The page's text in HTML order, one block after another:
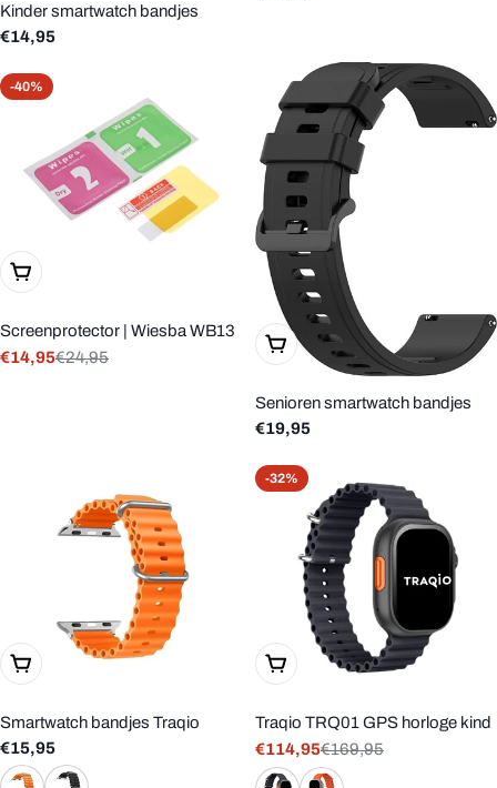
Kinder smartwatch bandjes
Reguliere
€14,95
-40%
In Winkelwagen
Screenprotector | Wiesba WB13
Verkoopprijs
€14,95
Reguliere€24,95
Kies Opties
Senioren smartwatch bandjes
Reguliere
€19,95
Kies Opties
Smartwatch bandjes Traqio
Reguliere
prijs
€15,95
-32%
Kies Opties
Traqio TRQ01 GPS horloge kind
Verkoopprijs
€114,95
Reguliere
prijs
€169,95